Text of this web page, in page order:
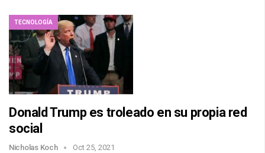
TECNOLOGÍA
Donald Trump es troleado en su propia red
social
Nicholas Koch Oct 25, 2021